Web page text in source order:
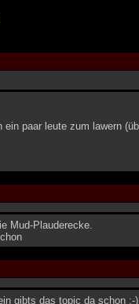
ein paar leute zum lawern
Mud-Plauderecke.
gibts das topic da schon ;-)